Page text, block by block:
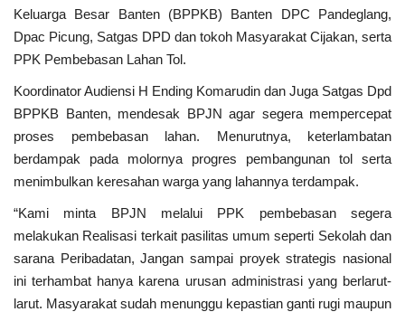
Politik
Bisnis
Sosial
Agama
Polri
Keluarga Besar Banten (BPPKB) Banten DPC Pandeglang,
Dpac Picung, Satgas DPD dan tokoh Masyarakat Cijakan, serta
PPK Pembebasan Lahan Tol.
Koordinator Audiensi H Ending Komarudin dan Juga Satgas Dpd
BPPKB Banten, mendesak BPJN agar segera mempercepat
proses pembebasan lahan. Menurutnya, keterlambatan
berdampak pada molornya progres pembangunan tol serta
menimbulkan keresahan warga yang lahannya terdampak.
“Kami minta BPJN melalui PPK pembebasan segera
melakukan Realisasi terkait pasilitas umum seperti Sekolah dan
sarana Peribadatan, Jangan sampai proyek strategis nasional
ini terhambat hanya karena urusan administrasi yang berlarut-
larut. Masyarakat sudah menunggu kepastian ganti rugi maupun